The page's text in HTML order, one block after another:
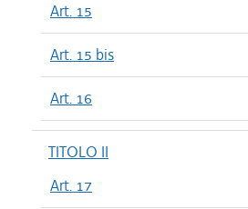
Art. 15
Art. 15 bis
Art. 16
TITOLO II
Art. 17